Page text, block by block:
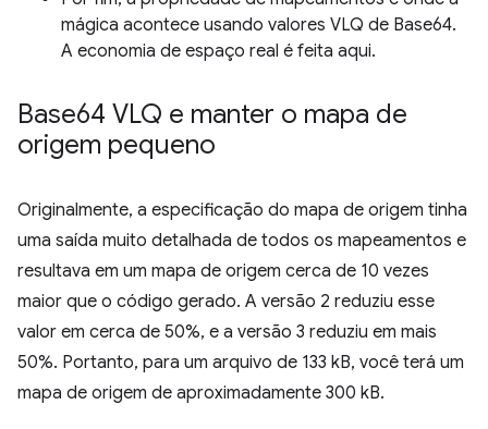
mágica acontece usando valores VLQ de Base64.
A economia de espaço real é feita aqui.
Base64 VLQ e manter o mapa de
origem pequeno
Originalmente, a especificação do mapa de origem tinha
uma saída muito detalhada de todos os mapeamentos e
resultava em um mapa de origem cerca de 10 vezes
maior que o código gerado. A versão 2 reduziu esse
valor em cerca de 50%, e a versão 3 reduziu em mais
50%. Portanto, para um arquivo de 133 kB, você terá um
mapa de origem de aproximadamente 300 kB.